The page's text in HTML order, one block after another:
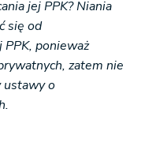
jej PPK? Niania
się od
PPK, ponieważ
zatem nie
ustawy o